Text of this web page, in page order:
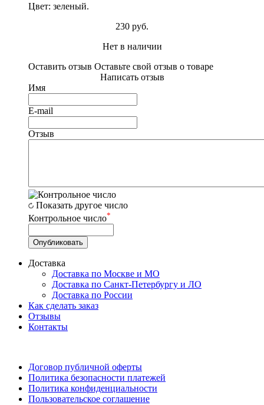
Цвет: зеленый.
230 руб.
Нет в наличии
Оставить отзыв Оставьте свой отзыв о товаре
Написать отзыв
Имя
E-mail
Отзыв
Показать другое число
Контрольное число*
Доставка
Доставка по Москве и МО
Доставка по Санкт-Петербургу и ЛО
Доставка по России
Как сделать заказ
Отзывы
Контакты
Договор публичной оферты
Политика безопасности платежей
Политика конфиденциальности
Пользовательское соглашение